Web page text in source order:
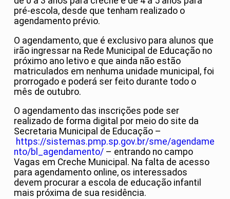
pré-escola, desde que tenham realizado o
agendamento prévio.
O agendamento, que é exclusivo para alunos que
irão ingressar na Rede Municipal de Educação no
próximo ano letivo e que ainda não estão
matriculados em nenhuma unidade municipal, foi
prorrogado e poderá ser feito durante todo o
mês de outubro.
O agendamento das inscrições pode ser
realizado de forma digital por meio do site da
Secretaria Municipal de Educação –
https://sistemas.pmp.sp.gov.br/sme/agendame
nto/bl_agendamento/ – entrando no campo
Vagas em Creche Municipal. Na falta de acesso
para agendamento online, os interessados
devem procurar a escola de educação infantil
mais próxima de sua residência.